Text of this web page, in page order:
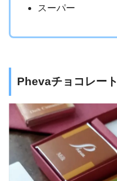
スーパー
Phevaチョコレート